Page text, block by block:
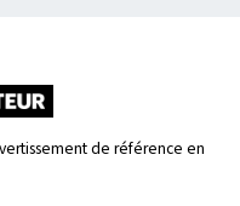
de référence en